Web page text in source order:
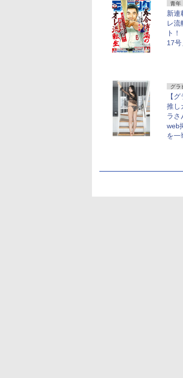
青年
新連
レ流
ト
17
グラ
【
推し
ラさ
web
を一